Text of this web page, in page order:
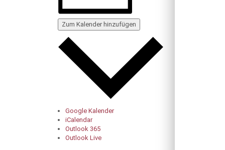
Zum Kalender hinzufügen
Google Kalender
iCalendar
Outlook 365
Outlook Live